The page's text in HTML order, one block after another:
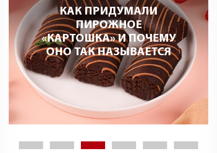
КАК ПРИДУМАЛИ
ПИРОЖНОЕ
«КАРТОШКА» И ПОЧЕМУ
ОНО ТАК НАЗЫВАЕТСЯ